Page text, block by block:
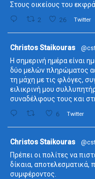
Στους οικείους του
2 26 Twitter
Christos Staikouras
Η σημερινή ημέρα είναι
δύο μελών πληρώματος
τη μάχη με τις φλόγες,
ειλικρινή μου
συναδέλφους τους και
6 Twitter
Christos Staikouras
Πρέπει οι πολίτες να
δίκαια,
συμφέροντος.